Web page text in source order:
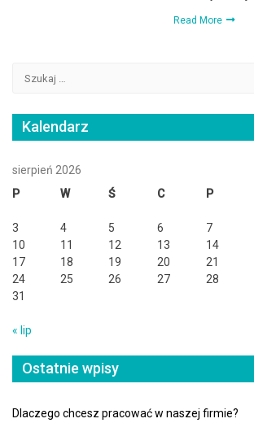
Read More
Kalendarz
sierpień 2026
P
W Ś C P
3
4 5 6 7
10
11 12 13 14
17
18 19 20 21
24
25 26 27 28
31
« lip
Ostatnie wpisy
Dlaczego chcesz pracować w naszej firmie?